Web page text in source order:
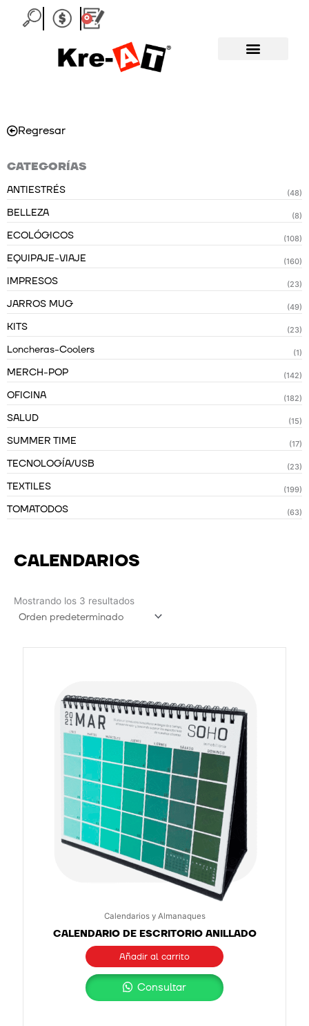
0
Carrito
Regresar
CATEGORÍAS
ANTIESTRÉS (48)
BELLEZA (8)
ECOLÓGICOS (108)
EQUIPAJE-VIAJE (160)
IMPRESOS (23)
JARROS MUG (49)
KITS (23)
Loncheras-Coolers (1)
MERCH-POP (142)
OFICINA (182)
SALUD (15)
SUMMER TIME (17)
TECNOLOGÍA/USB (23)
TEXTILES (199)
TOMATODOS (63)
CALENDARIOS
Mostrando los 3 resultados
Calendarios y Almanaques
CALENDARIO DE ESCRITORIO ANILLADO
Añadir al carrito
Consultar